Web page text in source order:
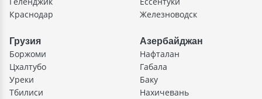
Краснодар
Железноводск
Грузия
Боржоми
Цхалтубо
Уреки
Тбилиси
Азербайджан
Нафталан
Габала
Баку
Нахичевань